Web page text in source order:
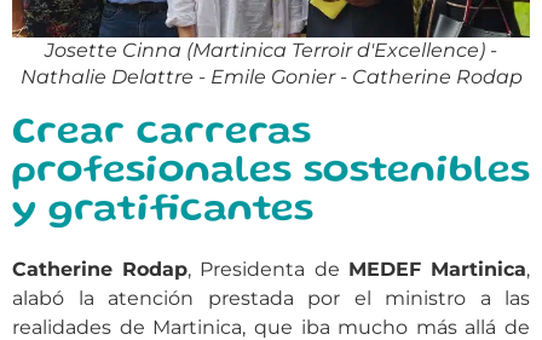
Josette Cinna (Martinica Terroir d'Excellence) -
Nathalie Delattre - Emile Gonier - Catherine Rodap
Crear carreras
profesionales sostenibles
y gratificantes
Catherine Rodap, Presidenta de MEDEF Martinica,
alabó la atención prestada por el ministro a las
realidades de Martinica, que iba mucho más allá de